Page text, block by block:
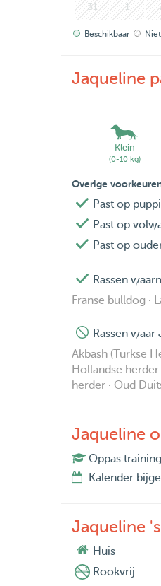
31 1
Beschikbaar
Jaqueline
Klein
(0-10 kg)
Overige
Past op
Past op
Past op
Rassen
Franse bulldog ·
Rassen
Akbash (Turkse
Hollandse herder
herder · Oud
Jaqueline
Oppas
Kalender
Jaqueline
Huis
Rookvrij